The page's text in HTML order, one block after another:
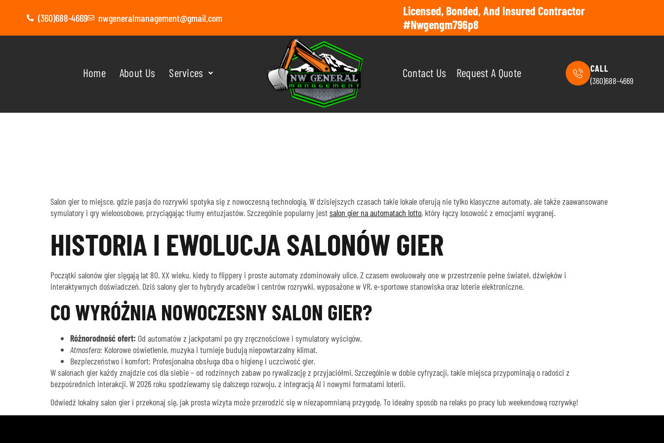
(360)688-4669 nwgeneralmanagement@gmail.com
Licensed, Bonded, And Insured Contractor
#nwgengm796p8
Home About Us Services Contact Us Request A Quote
CALL
(360)688-4669
Salon gier to miejsce, gdzie pasja do rozrywki spotyka się z nowoczesną technologią. W dzisiejszych czasach takie lokale oferują nie tylko klasyczne automaty, ale także zaawansowane
symulatory i gry wieloosobowe, przyciągając tłumy entuzjastów. Szczególnie popularny jestsalon gier na automatach lotto, który łączy losowość z emocjami wygranej.
HISTORIA I EWOLUCJA SALONÓW GIER
Początki salonów gier sięgają lat 80. XX wieku, kiedy to flippery i proste automaty zdominowały ulice. Z czasem ewoluowały one w przestrzenie pełne świateł, dźwięków i
interaktywnych doświadczeń. Dziś salony gier to hybrydy arcade’ów i centrów rozrywki, wyposażone w VR, e-sportowe stanowiska oraz loterie elektroniczne.
CO WYRÓŻNIA NOWOCZESNY SALON GIER?
Różnorodność ofert: Od automatów z jackpotami po gry zręcznościowe i symulatory wyścigów.
Atmosfera: Kolorowe oświetlenie, muzyka i turnieje budują niepowtarzalny klimat.
Bezpieczeństwo i komfort: Profesjonalna obsługa dba o higienę i uczciwość gier.
W salonach gier każdy znajdzie coś dla siebie – od rodzinnych zabaw po rywalizację z przyjaciółmi. Szczególnie w dobie cyfryzacji, takie miejsca przypominają o radości z
bezpośrednich interakcji. W 2026 roku spodziewamy się dalszego rozwoju, z integracją AI i nowymi formatami loterii.
Odwiedź lokalny salon gier i przekonaj się, jak prosta wizyta może przerodzić się w niezapomnianą przygodę. To idealny sposób na relaks po pracy lub weekendową rozrywkę!